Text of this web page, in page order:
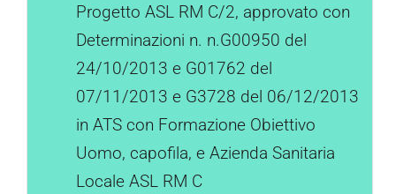
Progetto ASL RM C/2, approvato con
Determinazioni n. n.G00950 del
24/10/2013 e G01762 del
07/11/2013 e G3728 del 06/12/2013
in ATS con Formazione Obiettivo
Uomo, capofila, e Azienda Sanitaria
Locale ASL RM C